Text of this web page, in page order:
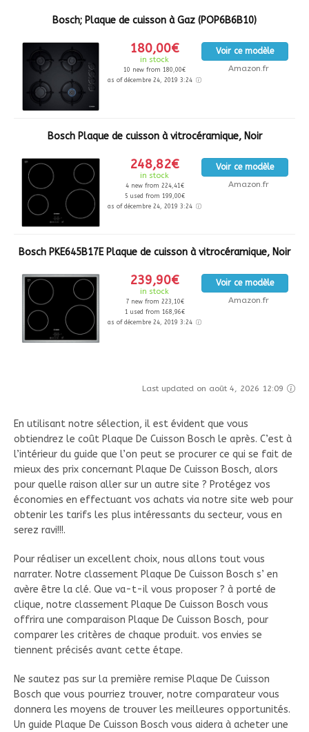
Bosch; Plaque de cuisson à Gaz (POP6B6B10)
180,00€
in stock
10 new from 180,00€
as of décembre 24, 2019 3:24
Voir ce modèle
Amazon.fr
Bosch Plaque de cuisson à vitrocéramique, Noir
248,82€
in stock
4 new from 224,41€
5 used from 199,00€
as of décembre 24, 2019 3:24
Voir ce modèle
Amazon.fr
Bosch PKE645B17E Plaque de cuisson à vitrocéramique, Noir
239,90€
in stock
7 new from 223,10€
1 used from 168,96€
as of décembre 24, 2019 3:24
Voir ce modèle
Amazon.fr
Last updated on août 4, 2026 12:09
En utilisant notre sélection, il est évident que vous
obtiendrez le coût Plaque De Cuisson Bosch le après. C’est à
l’intérieur du guide que l’on peut se procurer ce qui se fait de
mieux des prix concernant Plaque De Cuisson Bosch, alors
pour quelle raison aller sur un autre site ? Protégez vos
économies en effectuant vos achats via notre site web pour
obtenir les tarifs les plus intéressants du secteur, vous en
serez ravi!!!.
Pour réaliser un excellent choix, nous allons tout vous
narrater. Notre classement Plaque De Cuisson Bosch s’ en
avère être la clé. Que va-t-il vous proposer ? à porté de
clique, notre classement Plaque De Cuisson Bosch vous
offrira une comparaison Plaque De Cuisson Bosch, pour
comparer les critères de chaque produit. vos envies se
tiennent précisés avant cette étape.
Ne sautez pas sur la première remise Plaque De Cuisson
Bosch que vous pourriez trouver, notre comparateur vous
donnera les moyens de trouver les meilleures opportunités.
Un guide Plaque De Cuisson Bosch vous aidera à acheter une